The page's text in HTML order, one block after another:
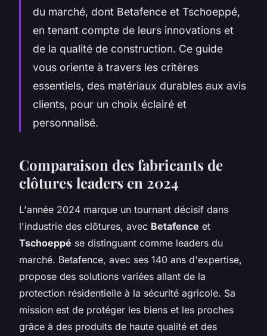
du marché, dont Betafence et Tschoeppé,
en tenant compte de leurs innovations et
de la qualité de construction. Ce guide
vous oriente à travers les critères
essentiels, des matériaux durables aux avis
clients, pour un choix éclairé et
personnalisé.
Comparaison des fabricants de
clôtures leaders en 2024
L'année 2024 marque un tournant décisif dans
l'industrie des clôtures, avec Betafence et
Tschoeppé se distinguant comme leaders du
marché. Betafence, avec ses 140 ans d'expertise,
propose des solutions variées allant de la
protection résidentielle à la sécurité agricole. Sa
mission est de protéger les biens et les proches
grâce à des produits de haute qualité et des